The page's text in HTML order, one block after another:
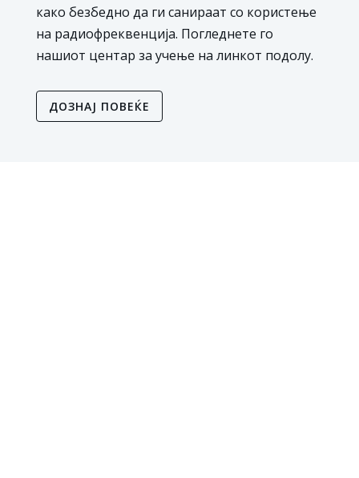
како безбедно да ги санираат со користење
на радиофреквенција. Погледнете го
нашиот центар за учење на линкот подолу.
ДОЗНАЈ ПОВЕЌЕ